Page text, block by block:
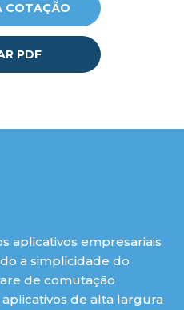
COTAÇÃO
PDF
aplicativos empresariais
a simplicidade do
de comutação
de alta largura